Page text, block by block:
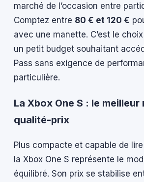
marché de l’occasion entre
Comptez entre 80 € et 120 €
avec une manette. C’est le
un petit budget souhaitant
Pass sans exigence de
particulière.
La Xbox One S : le
qualité-prix
Plus compacte et capable de
la Xbox One S représente le
équilibré. Son prix se stabilise